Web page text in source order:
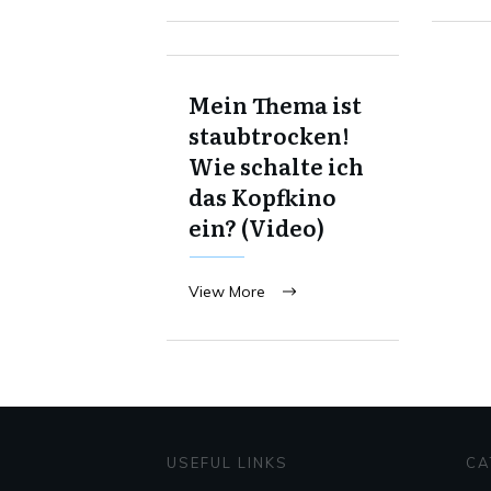
Mein Thema ist
staubtrocken!
Wie schalte ich
das Kopfkino
ein? (Video)
View More
USEFUL LINKS